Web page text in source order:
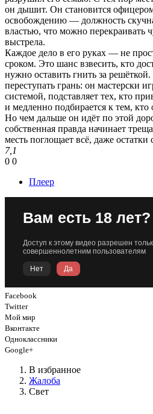
он дышит. Он становится
освобождению — должность
властью, что можно перекраивать
выстрела.
Каждое дело в его руках — не
сроком. Это шанс взвесить, кто
нужно оставить гнить за
переступать грань: он мастерски
системой, подставляет тех, кто
и медленно подбирается к тем, кто
Но чем дальше он идёт по этой
собственная правда начинает
месть поглощает всё, даже остатки
7,1
0 0
Плеер
Facebook
Twitter
Мой мир
Вконтакте
Одноклассники
Google+
В избранное
Жалоба
Свет